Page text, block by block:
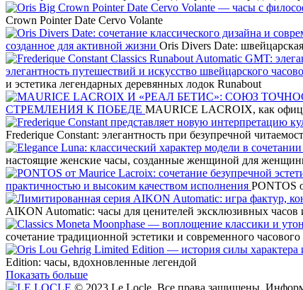
Crown Pointer Date Cervo Volante
созданное для активной жизни Oris Divers Date:
элегантность путешествий и искусство швейцарского
и эстетика легендарных деревянных лодок Runabout
СТРЕМЛЕНИЯ К ПОБЕДЕ MAURICE LACROIX, как
Frederique Constant: элегантность при безупречной
настоящие женские часы, созданные женщиной для
практичностью и высоким качеством исполнения PONTOS
AIKON Automatic: часы для ценителей эксклюзивных часов
сочетание традиционной эстетики и современного часового
Edition: часы, вдохновленные легендой
Показать больше
© 2023 Le Locle. Все права защищены.